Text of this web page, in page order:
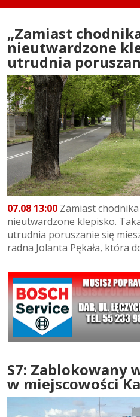
„Zamiast
nieutwardzone
utrudnia
07.08 13:00 Zamiast
nieutwardzone klepisko.
utrudnia poruszanie się
radna Jolanta Pękała, która
S7: Zablokowany
w miejscowości